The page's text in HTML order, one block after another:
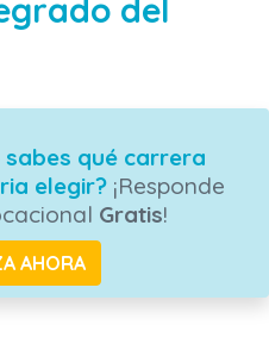
del
sabes qué carrera
elegir?¡Responde
Gratis!
AHORA